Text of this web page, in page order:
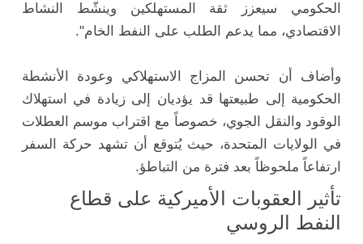
الحكومي سيعزز ثقة المستهلكين وينشّط النشاط
الاقتصادي، مما يدعم الطلب على النفط الخام".
وأضاف أن تحسن المزاج الاستهلاكي وعودة الأنشطة
الحكومية إلى طبيعتها قد يؤديان إلى زيادة في استهلاك
الوقود والنقل الجوي، خصوصاً مع اقتراب موسم العطلات
في الولايات المتحدة، حيث يُتوقع أن تشهد حركة السفر
ارتفاعاً ملحوظاً بعد فترة من التباطؤ.
تأثير العقوبات الأميركية على قطاع
النفط الروسي